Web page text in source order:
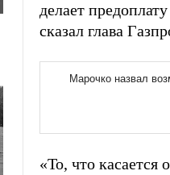
делает
сказал глава
«То, что касается